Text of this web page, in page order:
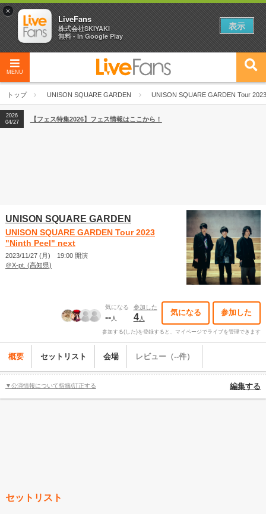
MENU
トップ UNISON SQUARE GARDEN UNISON SQUARE GARDEN Tour
2026
04/27
2026
【ライブ動員ランキング】2026年上半期編発表！
2026
04/27
【フェス特集2026】フェス情報はここから！
UNISON SQUARE GARDEN
UNISON SQUARE GARDEN Tour 2023
"Ninth Peel" next
2023/11/27 (月) 19:00 開演
＠X-pt. (高知県)
気になる
--人
参加した
4人
気になる 参加した
参加する(した)を登録すると、マイページでライブを管理できます
概要 セットリスト 会場 レビュー（--件）
▼公演情報について指摘/訂正する 編集する
セットリスト
×
LiveFans
株式会社SKIYAKI
無料 - In Google Play
表示